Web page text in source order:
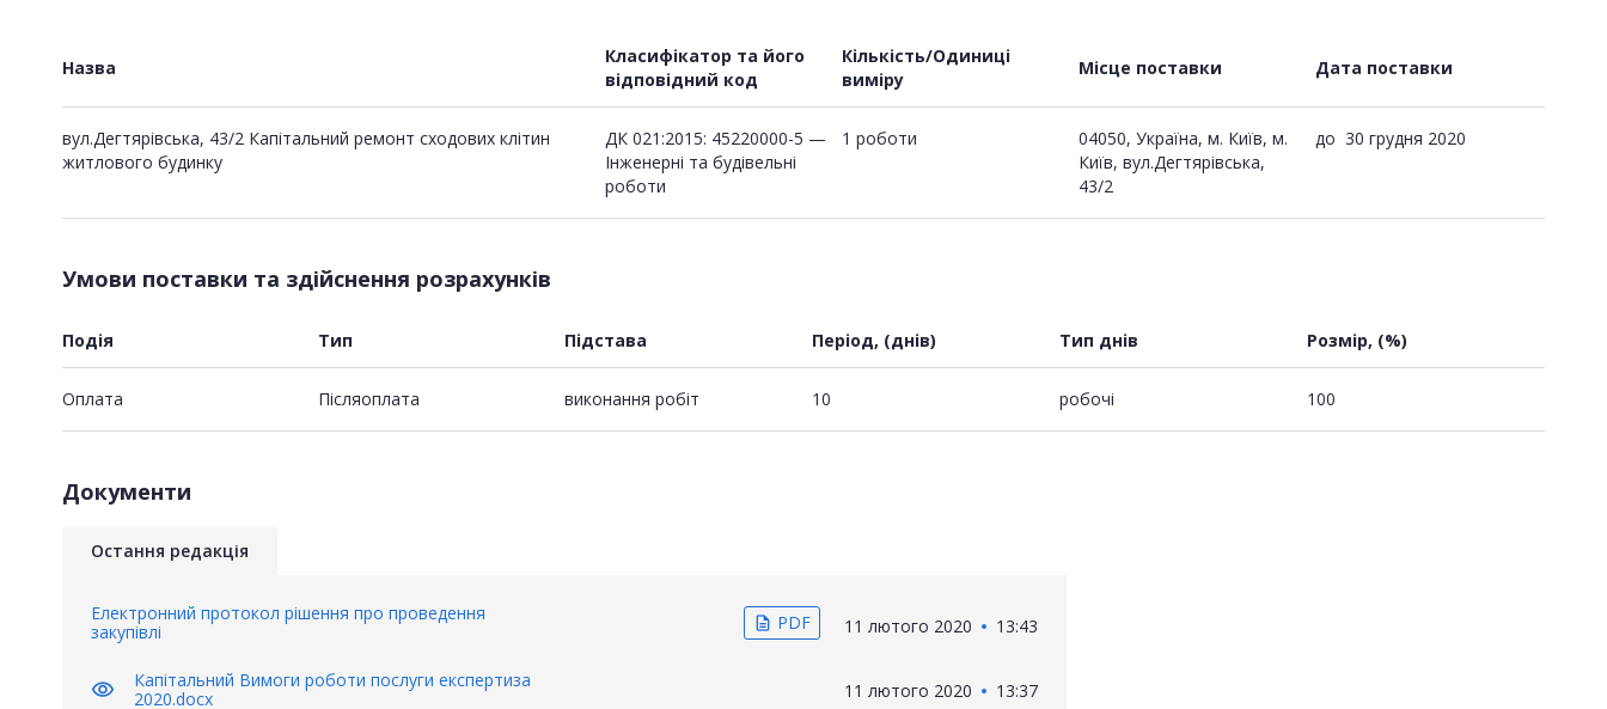
Назва
Класифікатор та його
відповідний код
Кількість/Одиниці
виміру
Місце поставки Дата поставки
вул.Дегтярівська, 43/2 Капітальний ремонт сходових клітин
житлового будинку
ДК 021:2015: 45220000-5 —
Інженерні та будівельні
роботи
1 роботи
04050, Україна, м. Київ, м.
Київ, вул.Дегтярівська,
43/2
до 30 грудня 2020
Умови поставки та здійснення розрахунків
Подія Тип Підстава Період, (днів) Тип днів Розмір, (%)
Оплата Пiсляоплата виконання робіт 10 робочі 100
Документи
Остання редакція
Електронний протокол рішення про проведення
закупівлі
description PDF 11 лютого 2020 13:43
visibility
Капітальний Вимоги роботи послуги експертиза
2020.docx
11 лютого 2020 13:37